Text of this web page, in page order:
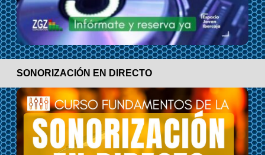
SONORIZACIÓN EN DIRECTO